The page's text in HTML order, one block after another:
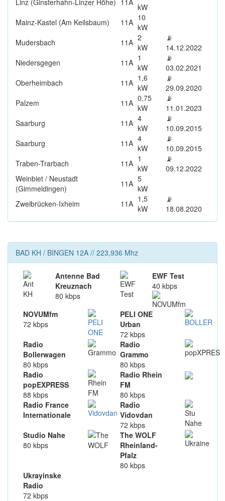
Linz (Ginsterhahn-Linzer Höhe) 11A kW
Mainz-Kastel (Am Keilsbaum)
11A 10
kW
Mudersbach
11A 2
kW
📡
14.12.2022
Niedersgegen
11A 1
kW
📡
03.02.2021
Oberheimbach
11A 1,6
kW
📡
29.09.2020
Palzem
11A 0,75
kW
📡
11.01.2023
Saarburg
11A 4
kW
📡
10.09.2015
Saarburg
11A 4
kW
📡
10.09.2015
Traben-Trarbach
11A 1
kW
📡
09.12.2022
Weinbiet / Neustadt
(Gimmeldingen)
11A 5
kW
Zweibrücken-Ixheim
11A 1,5
kW
📡
18.08.2020
BAD KH / BINGEN 12A // 223,936 Mhz
Antenne Bad
Kreuznach
80 kbps
EWF Test
40 kbps
NOVUMfm
72 kbps
PELI ONE
Urban
72 kbps
Radio
Bollerwagen
80 kbps
Radio
Grammo
80 kbps
Radio
popEXPRESS
88 kbps
Radio Rhein
FM
80 kbps
Radio France
Internationale
Radio
Vidovdan
72 kbps
Studio Nahe
80 kbps
The WOLF
Rheinland-
Pfalz
80 kbps
Ukrayinske
Radio
72 kbps